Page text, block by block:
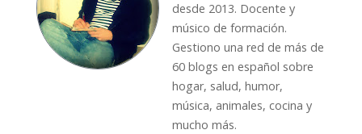
desde 2013. Docente y
músico de formación.
Gestiono una red de más de
60 blogs en español sobre
hogar, salud, humor,
música, animales, cocina y
mucho más.